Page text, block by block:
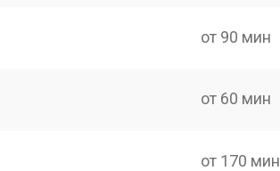
от 90 мин
от 60 мин
от 170 мин